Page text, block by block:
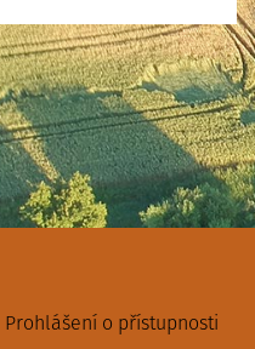
Prohlášení o přístupnosti